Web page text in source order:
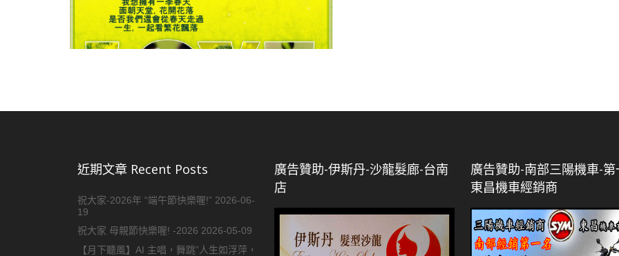
近期文章 Recent Posts
祝大家-2026年 “端午節快樂喔!” 2026-06-
19
祝大家 母親節快樂喔! -2026 2026-05-09
【月下聽風】AI 主唱，舞跳”人生如浮萍，
廣告贊助-伊斯丹-沙龍髮廊-台南
店
廣告贊助-南部三陽機車-第
東昌機車經銷商